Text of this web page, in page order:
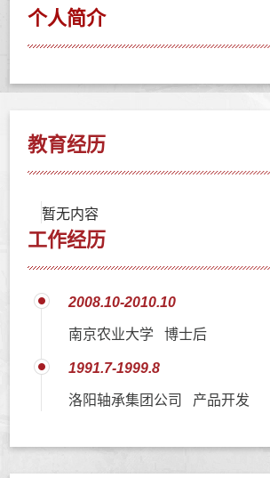
个人简介
教育经历
暂无内容
工作经历
2008.10-2010.10
南京农业大学 博士后
1991.7-1999.8
洛阳轴承集团公司 产品开发